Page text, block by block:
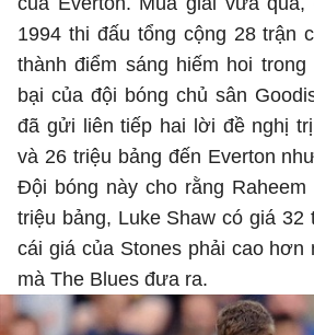
1994 thi đấu tổng cộng 28 trận
thành điểm sáng hiếm hoi
bại của đội bóng chủ sân
đã gửi liên tiếp hai lời đề nghị
và 26 triệu bảng đến Everton
Đội bóng này cho rằng
triệu bảng, Luke Shaw có giá 32
cái giá của Stones phải cao
mà The Blues đưa ra.